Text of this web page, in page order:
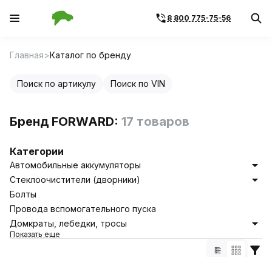
8 800 775-75-56
Главная Каталог по бренду
Поиск по артикулу Поиск по VIN
Бренд FORWARD: 17 товаров
Категории
Автомобильные аккумуляторы
Стеклоочистители (дворники)
Болты
Провода вспомогательного пуска
Домкраты, лебедки, тросы
Показать еще